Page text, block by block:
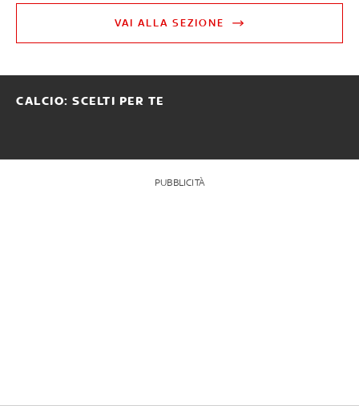
VAI ALLA SEZIONE
CALCIO: SCELTI PER TE
PUBBLICITÀ